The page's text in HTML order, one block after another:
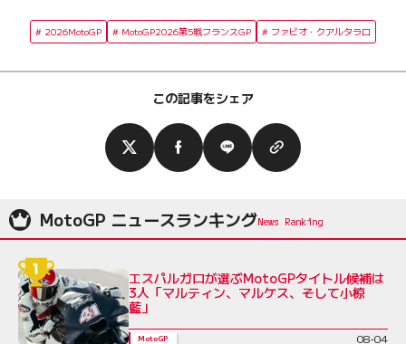
2026MotoGP MotoGP2026第5戦フランスGP ファビオ・クアルタラロ
この記事をシェア
MotoGP ニュースランキング
エスパルガロが選ぶMotoGPタイトル候補は
3人「マルティン、マルケス、そして小椋
藍」
MotoGP 08-04